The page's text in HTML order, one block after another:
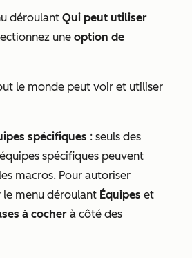
déroulant Qui peut utiliser
une option de
le monde peut voir et utiliser
spécifiques : seuls des
spécifiques peuvent
macros. Pour autoriser
le menu déroulant Équipes et
à cocher à côté des